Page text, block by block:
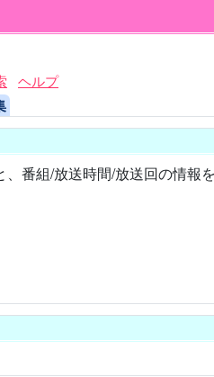
ヘルプ
番組/放送時間/放送回の情報